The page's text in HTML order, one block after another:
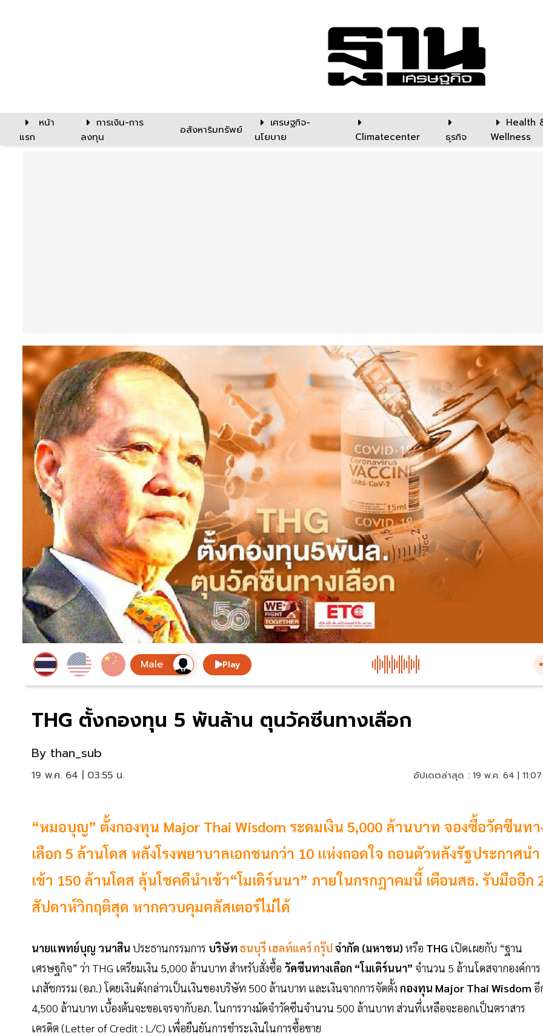
หน้า
แรก
การเงิน-การ
ลงทุน
อสังหาริมทรัพย์
เศรษฐกิจ-
นโยบาย
Climatecenter ธุรกิจ
Health
Wellness
Play
THG ตั้งกองทุน 5 พันล้าน ตุนวัคซีนทางเลือก
By than_sub
19 พ.ค. 64 | 03:55 น. อัปเดตล่าสุด : 19 พ.ค. 64 |
“หมอบุญ” ตั้งกองทุน Major Thai Wisdom ระดมเงิน 5,000 ล้านบาท จองซื้อวัคซีนทา
เลือก 5 ล้านโดส หลังโรงพยาบาลเอกชนกว่า 10 แห่งถอดใจ ถอนตัวหลังรัฐประกาศนำ
เข้า 150 ล้านโดส ลุ้นโชคดีนำเข้า“โมเดิร์นนา” ภายในกรกฎาคมนี้ เตือนสธ. รับมืออีก
สัปดาห์วิกฤติสุด หากควบคุมคลัสเตอร์ไม่ได้
นายแพทย์บุญ วนาสิน ประธานกรรมการ บริษัท ธนบุรี เฮลท์แคร์ กรุ๊ป จำกัด (มหาชน) หรือ THG เปิดเผยกับ “ฐาน
เศรษฐกิจ” ว่า THG เตรียมเงิน 5,000 ล้านบาท สำหรับสั่งซื้อ วัคซีนทางเลือก “โมเดิร์นนา” จำนวน 5 ล้านโดสจากองค์การ
เภสัชกรรม (อภ.) โดยเงินดังกล่าวเป็นเงินของบริษัท 500 ล้านบาท และเงินจากการจัดตั้ง กองทุน Major Thai Wisdom อี
4,500 ล้านบาท เบื้องต้นจะขอเจรจากับอภ. ในการวางมัดจำวัคซีนจำนวน 500 ล้านบาท ส่วนที่เหลือจะออกเป็นตราสาร
เครดิต (Letter of Credit : L/C) เพื่อยืนยันการชำระเงินในการซื้อขาย